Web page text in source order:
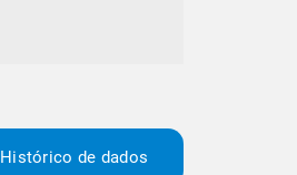
Histórico de dados